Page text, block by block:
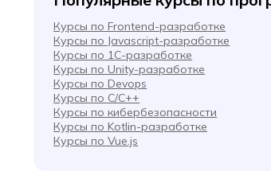
Курсы по Frontend-разработке
Курсы по Javascript-разработке
Курсы по 1С-разработке
Курсы по Unity-разработке
Курсы по Devops
Курсы по C/C++
Курсы по кибербезопасности
Курсы по Kotlin-разработке
Курсы по Vue.js